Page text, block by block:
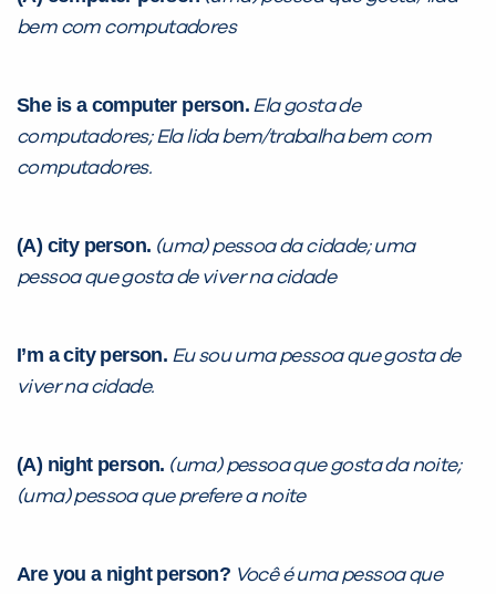
bem com computadores
She is a computer person. Ela gosta de
computadores; Ela lida bem/trabalha bem com
computadores.
(A) city person. (uma) pessoa da cidade; uma
pessoa que gosta de viver na cidade
I’m a city person. Eu sou uma pessoa que gosta de
viver na cidade.
(A) night person. (uma) pessoa que gosta da noite;
(uma) pessoa que prefere a noite
Are you a night person? Você é uma pessoa que